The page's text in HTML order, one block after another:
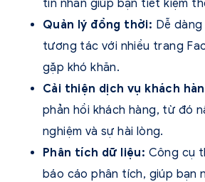
tin nhắn giúp bạn tiết kiệm
Quản lý đồng thời: Dễ
tương tác với nhiều trang
gặp khó khăn.
Cải thiện dịch vụ khách
phản hồi khách hàng, từ đó
nghiệm và sự hài lòng.
Phân tích dữ liệu: Công cụ
báo cáo phân tích, giúp bạn